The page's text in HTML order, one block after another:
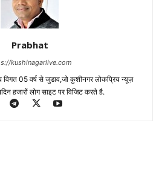
Prabhat
kushinagarlive.com
05 वर्ष से जुडाव,जो कुशीनगर लोकप्रिय न्यूज़
हजारों लोग साइट पर विजिट करते है.